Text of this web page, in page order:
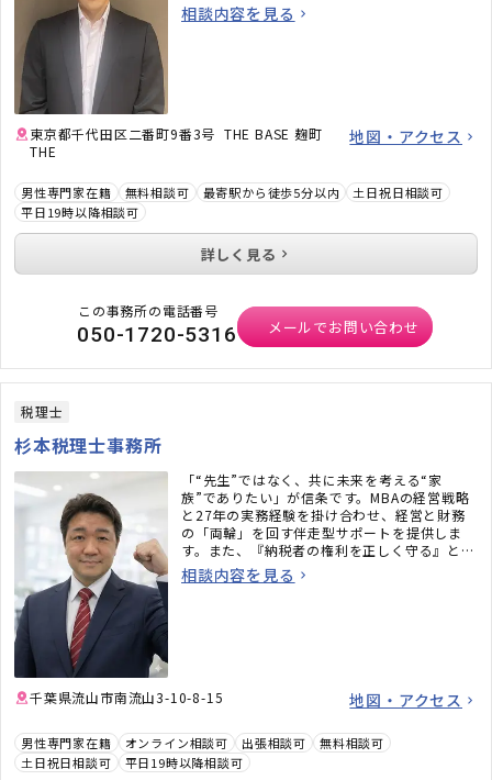
相談内容を見る
東京都千代田区二番町9番3号 THE BASE 麹町
THE
地図・アクセス
男性専門家在籍 無料相談可 最寄駅から徒歩5分以内
土日祝日相談可
平日19時以降相談可
詳しく見る
この事務所の電話番号
050-1720-5316 メールでお問い合わせ
税理士
杉本税理士事務所
「“先生”ではなく、共に未来を考える“家
族”でありたい」が信条です。MBAの経営戦略
と27年の実務経験を掛け合わせ、経営と財務
の「両輪」を回す伴走型サポートを提供しま
す。また、『納税者の権利を正しく守る』とい
う強い信念のもと、不安にさせない頼れるパー
トナーとして全力でサポートいたします。
相談内容を見る
千葉県流山市南流山3-10-8-15 地図・アクセス
男性専門家在籍 オンライン相談可 出張相談可
無料相談可
土日祝日相談可
平日19時以降相談可